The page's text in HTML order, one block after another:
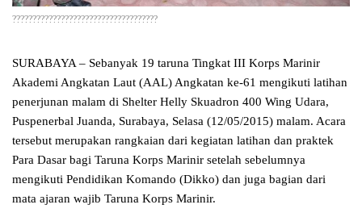
????????????????????????????????????
SURABAYA – Sebanyak 19 taruna Tingkat III Korps Marinir
Akademi Angkatan Laut (AAL) Angkatan ke-61 mengikuti latihan
penerjunan malam di Shelter Helly Skuadron 400 Wing Udara,
Puspenerbal Juanda, Surabaya, Selasa (12/05/2015) malam. Acara
tersebut merupakan rangkaian dari kegiatan latihan dan praktek
Para Dasar bagi Taruna Korps Marinir setelah sebelumnya
mengikuti Pendidikan Komando (Dikko) dan juga bagian dari
mata ajaran wajib Taruna Korps Marinir.